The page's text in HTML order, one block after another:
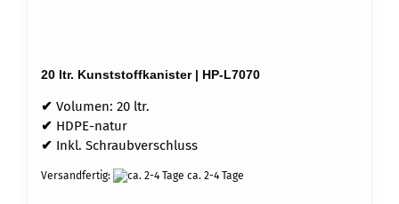
20 ltr. Kunststoffkanister | HP-L7070
✔ Volumen: 20 ltr.
✔ HDPE-natur
✔ Inkl. Schraubverschluss
Versandfertig: ca. 2-4 Tage